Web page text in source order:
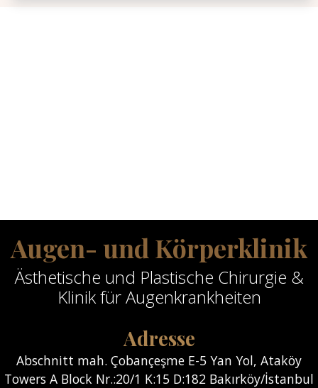
Augen- und Körperklinik
Ästhetische und Plastische Chirurgie &
Klinik für Augenkrankheiten
Adresse
Abschnitt mah. Çobançeşme E-5 Yan Yol, Ataköy
Towers A Block Nr.:20/1 K:15 D:182 Bakırköy/İstanbul